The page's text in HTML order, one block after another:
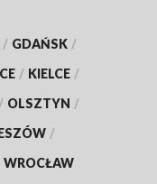
/ GDAŃSK /
/ KIELCE /
/ OLSZTYN /
/
WROCŁAW